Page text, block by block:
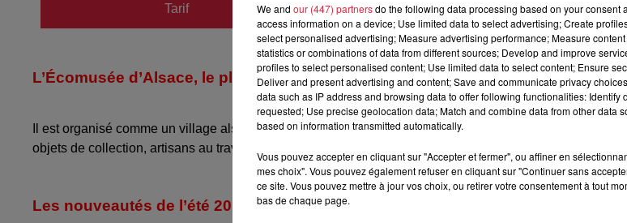
Tarif Payant
L’Écomusée d’Alsace, le plus grand musée vivant à ciel ouvert de France. !
Il est organisé comme un village alsacien du début du XXème siècle. Il fait vivre le patrimoine rural et
objets de collection, artisans au travail, expositions, animations quotidiennes et grands événements...
Les nouveautés de l’été 2019 à découvrir en famille !!
We and our (447) partnersdo the following data processing based on your consent
access information on a device; Use limited data to select advertising; Create
select personalised advertising; Measure advertising performance; Measure
statistics or combinations of data from different sources; Develop and improve
profiles to select personalised content; Use limited data to select content; Ensure
Deliver and present advertising and content; Save and communicate privacy
data such as IP address and browsing data to offer following functionalities:
requested; Use precise geolocation data; Match and combine data from other data
based on information transmitted automatically.
Vous pouvez accepter en cliquant sur "Accepter et fermer", ou affiner en
mes choix". Vous pouvez également refuser en cliquant sur "Continuer sans
ce site. Vous pouvez mettre à jour vos choix, ou retirer votre consentement à tout
bas de chaque page.